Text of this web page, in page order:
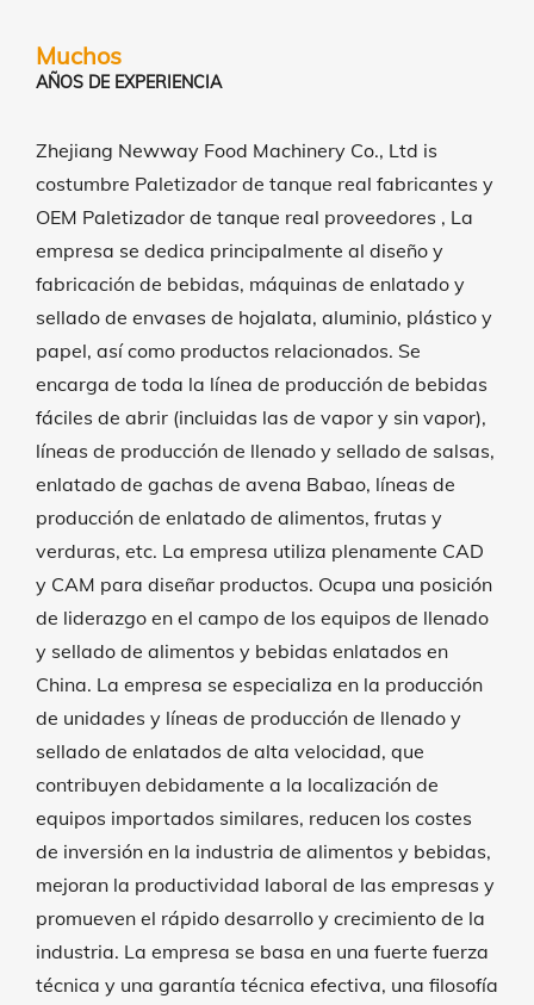
Muchos
AÑOS DE EXPERIENCIA
Zhejiang Newway Food Machinery Co., Ltd is
costumbre Paletizador de tanque real fabricantes y
OEM Paletizador de tanque real proveedores , La
empresa se dedica principalmente al diseño y
fabricación de bebidas, máquinas de enlatado y
sellado de envases de hojalata, aluminio, plástico y
papel, así como productos relacionados. Se
encarga de toda la línea de producción de bebidas
fáciles de abrir (incluidas las de vapor y sin vapor),
líneas de producción de llenado y sellado de salsas,
enlatado de gachas de avena Babao, líneas de
producción de enlatado de alimentos, frutas y
verduras, etc. La empresa utiliza plenamente CAD
y CAM para diseñar productos. Ocupa una posición
de liderazgo en el campo de los equipos de llenado
y sellado de alimentos y bebidas enlatados en
China. La empresa se especializa en la producción
de unidades y líneas de producción de llenado y
sellado de enlatados de alta velocidad, que
contribuyen debidamente a la localización de
equipos importados similares, reducen los costes
de inversión en la industria de alimentos y bebidas,
mejoran la productividad laboral de las empresas y
promueven el rápido desarrollo y crecimiento de la
industria. La empresa se basa en una fuerte fuerza
técnica y una garantía técnica efectiva, una filosofía